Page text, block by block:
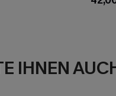
IHNEN